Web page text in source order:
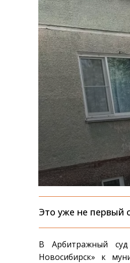
Это уже не первый
В Арбитражный суд
Новосибирск» к